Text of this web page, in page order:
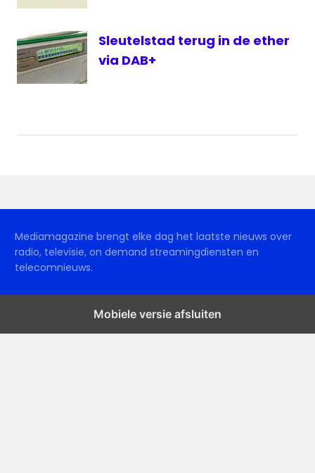
Unity
FM
Unity
Sleutelstad terug in de ether
via DAB+
Mediamagazine brengt elke dag het laatste nieuws over
radio, televisie, on demand streamingdiensten en
telecomnieuws.
Mobiele versie afsluiten